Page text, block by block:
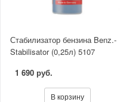
Стабилизатор бензина Benz.-
Stabilisator (0,25л) 5107
1 690 руб.
В корзину